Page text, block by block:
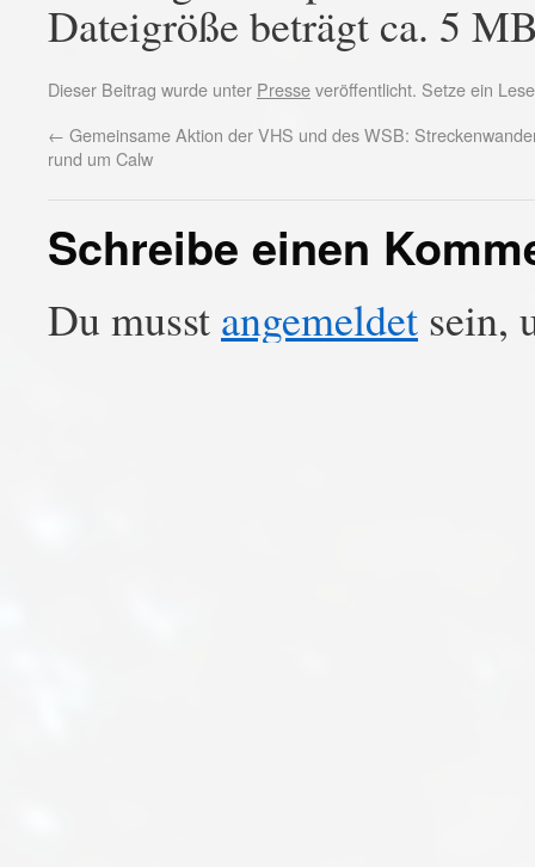
Dateigröße beträgt ca. 5
Dieser Beitrag wurde unter Presseveröffentlicht. Setze ein
← Gemeinsame Aktion der VHS und des WSB:
rund um Calw
Schreibe einen
Du musst angemeldet sein,